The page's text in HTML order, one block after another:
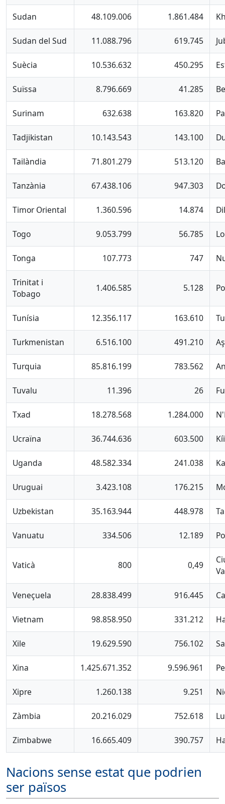
Sudan 48.109.006 1.861.484
Sudan del Sud 11.088.796 619.745
Suècia 10.536.632 450.295
Suïssa 8.796.669 41.285
Surinam 632.638 163.820
Tadjikistan 10.143.543 143.100
Tailàndia 71.801.279 513.120
Tanzània 67.438.106 947.303
Timor Oriental 1.360.596 14.874
Togo 9.053.799 56.785
Tonga 107.773 747
Trinitat i
Tobago
1.406.585 5.128
Tunísia 12.356.117 163.610
Turkmenistan 6.516.100 491.210
Turquia 85.816.199 783.562
Tuvalu 11.396 26
Txad 18.278.568 1.284.000
Ucraïna 36.744.636 603.500
Uganda 48.582.334 241.038
Uruguai 3.423.108 176.215
Uzbekistan 35.163.944 448.978
Vanuatu 334.506 12.189
Vaticà 800 0,49
Veneçuela 28.838.499 916.445
Vietnam 98.858.950 331.212
Xile 19.629.590 756.102
Xina 1.425.671.352 9.596.961
Xipre 1.260.138 9.251
Zàmbia 20.216.029 752.618
Zimbabwe 16.665.409 390.757
Nacions sense estat que podrien
ser països